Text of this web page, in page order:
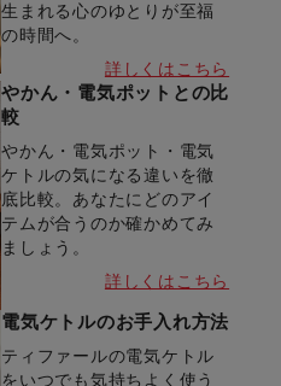
生まれる心のゆとりが至福
の時間へ。
詳しくはこちら
やかん・電気ポットとの比
較
やかん・電気ポット・電気
ケトルの気になる違いを徹
底比較。あなたにどのアイ
テムが合うのか確かめてみ
ましょう。
詳しくはこちら
電気ケトルのお手入れ方法
ティファールの電気ケトル
をいつでも気持ちよく使う